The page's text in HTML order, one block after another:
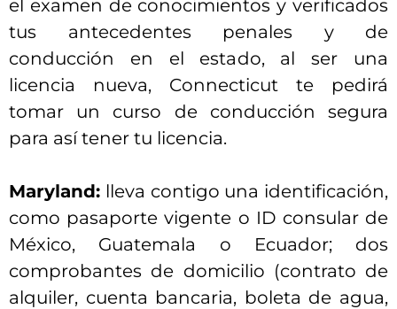
el examen de conocimientos y verificados
tus antecedentes penales y de
conducción en el estado, al ser una
licencia nueva, Connecticut te pedirá
tomar un curso de conducción segura
para así tener tu licencia.
Maryland: lleva contigo una identificación,
como pasaporte vigente o ID consular de
México, Guatemala o Ecuador; dos
comprobantes de domicilio (contrato de
alquiler, cuenta bancaria, boleta de agua,